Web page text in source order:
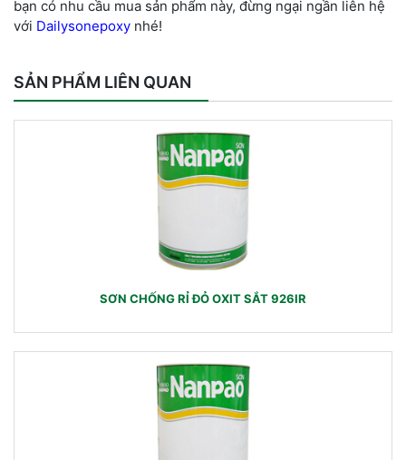
bạn có nhu cầu mua sản phẩm này, đừng ngại ngần liên hệ
với Dailysonepoxy nhé!
SẢN PHẨM LIÊN QUAN
SƠN CHỐNG RỈ ĐỎ OXIT SẮT 926IR